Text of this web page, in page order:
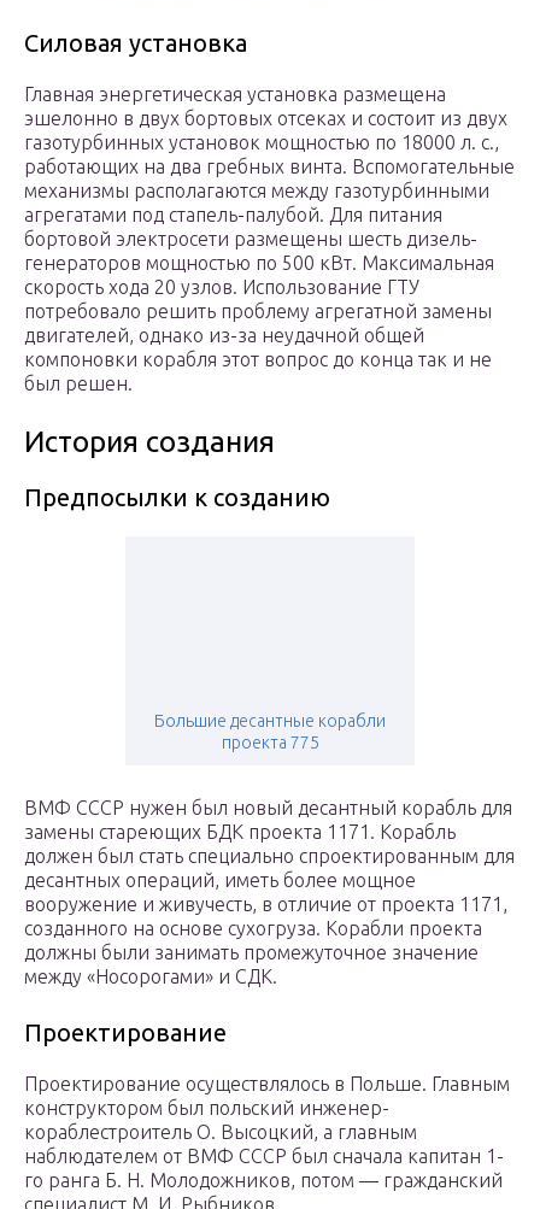
Силовая установка
Главная энергетическая установка размещена
эшелонно в двух бортовых отсеках и состоит из двух
газотурбинных установок мощностью по 18000 л. с.,
работающих на два гребных винта. Вспомогательные
механизмы располагаются между газотурбинными
агрегатами под стапель-палубой. Для питания
бортовой электросети размещены шесть дизель-
генераторов мощностью по 500 кВт. Максимальная
скорость хода 20 узлов. Использование ГТУ
потребовало решить проблему агрегатной замены
двигателей, однако из-за неудачной общей
компоновки корабля этот вопрос до конца так и не
был решен.
История создания
Предпосылки к созданию
Большие десантные корабли
проекта 775
ВМФ СССР нужен был новый десантный корабль для
замены стареющих БДК проекта 1171. Корабль
должен был стать специально спроектированным для
десантных операций, иметь более мощное
вооружение и живучесть, в отличие от проекта 1171,
созданного на основе сухогруза. Корабли проекта
должны были занимать промежуточное значение
между «Носорогами» и СДК.
Проектирование
Проектирование осуществлялось в Польше. Главным
конструктором был польский инженер-
кораблестроитель О. Высоцкий, а главным
наблюдателем от ВМФ СССР был сначала капитан 1-
го ранга Б. Н. Молодожников, потом — гражданский
специалист М. И. Рыбников.